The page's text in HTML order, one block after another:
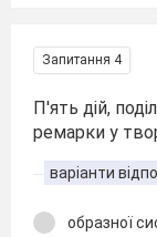
Запитання 4
П'ять дій,
ремарки у
варіанти
образної